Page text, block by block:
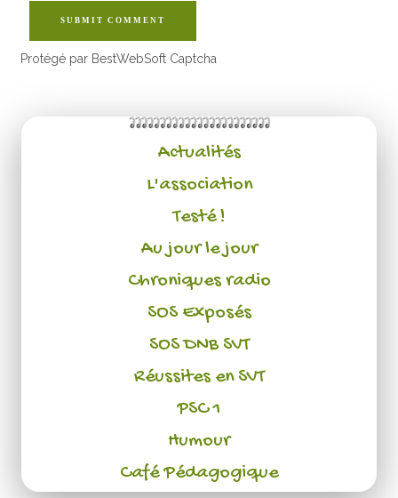
SUBMIT COMMENT
Protégé par BestWebSoft Captcha
Actualités
L'association
Testé !
Au jour le jour
Chroniques radio
SOS Exposés
SOS DNB SVT
Réussites en SVT
PSC 1
Humour
Café Pédagogique